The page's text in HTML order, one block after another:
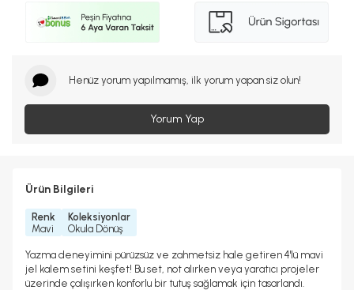
Henüz yorum yapılmamış, ilk yorum yapan siz olun!
Yorum Yap
Ürün Bilgileri
Renk
Mavi
Koleksiyonlar
Okula Dönüş
Yazma deneyimini pürüzsüz ve zahmetsiz hale getiren 4'lü mavi
jel kalem setini keşfet! Bu set, not alırken veya yaratıcı projeler
üzerinde çalışırken konforlu bir tutuş sağlamak için tasarlandı.